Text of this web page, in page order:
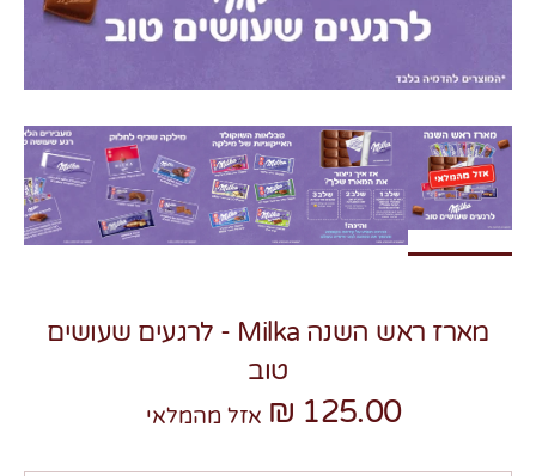
מארז ראש השנה Milka - לרגעים שעושים
טוב
125.00 ₪ אזל מהמלאי